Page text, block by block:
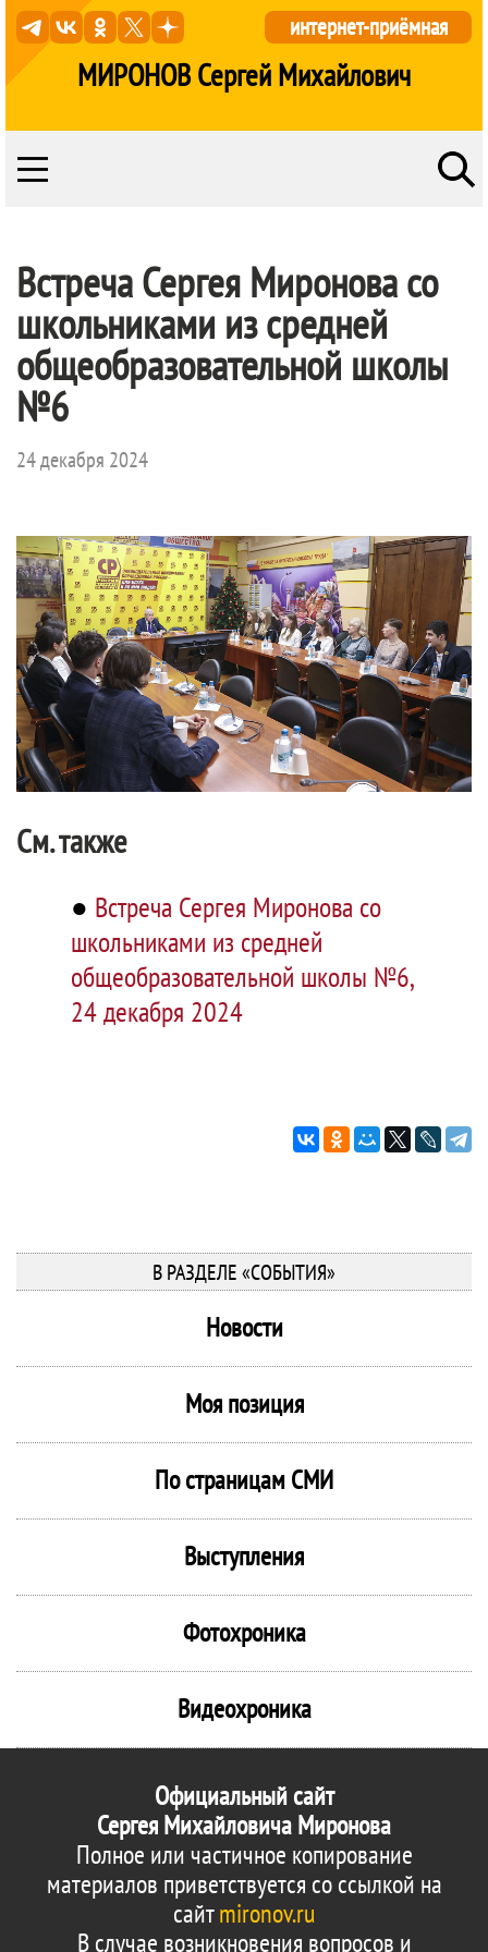
МИРОНОВ Сергей Михайлович
интернет-приёмная
Встреча Сергея Миронова со
школьниками из средней
общеобразовательной школы
№6
24 декабря 2024
См. также
● Встреча Сергея Миронова со
школьниками из средней
общеобразовательной школы №6,
24 декабря 2024
В РАЗДЕЛЕ «СОБЫТИЯ»
Новости
Моя позиция
По страницам СМИ
Выступления
Фотохроника
Видеохроника
Официальный сайт
Сергея Михайловича Миронова
Полное или частичное копирование
материалов приветствуется со ссылкой на
сайтmironov.ru
В случае возникновения вопросов и